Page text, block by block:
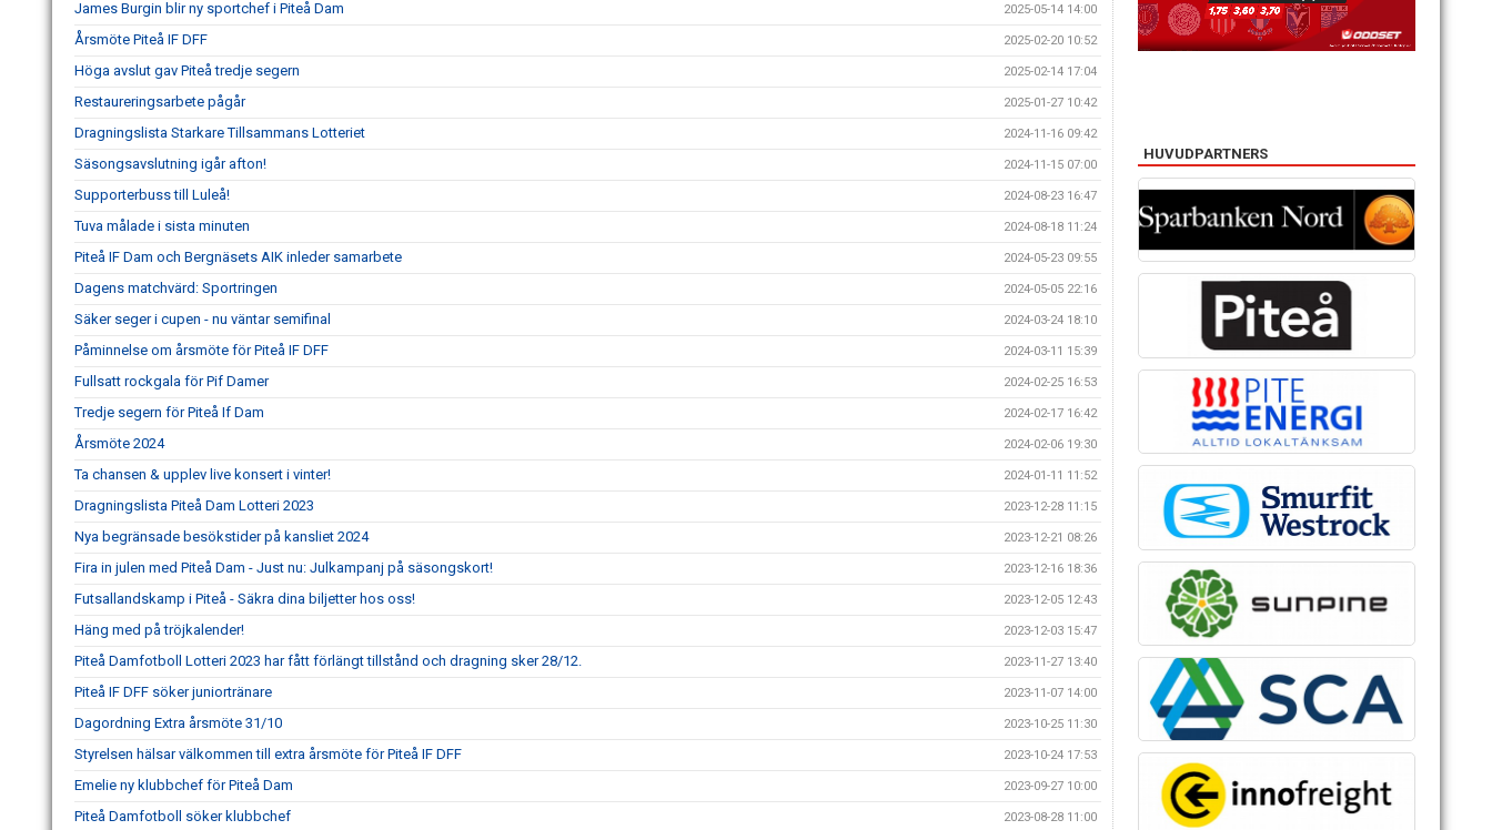
James Burgin blir ny sportchef i Piteå Dam 2025-05-14 14:00
Årsmöte Piteå IF DFF 2025-02-20 10:52
Höga avslut gav Piteå tredje segern 2025-02-14 17:04
Restaureringsarbete pågår 2025-01-27 10:42
Dragningslista Starkare Tillsammans Lotteriet 2024-11-16 09:42
Säsongsavslutning igår afton! 2024-11-15 07:00
Supporterbuss till Luleå! 2024-08-23 16:47
Tuva målade i sista minuten 2024-08-18 11:24
Piteå IF Dam och Bergnäsets AIK inleder samarbete 2024-05-23 09:55
Dagens matchvärd: Sportringen 2024-05-05 22:16
Säker seger i cupen - nu väntar semifinal 2024-03-24 18:10
Påminnelse om årsmöte för Piteå IF DFF 2024-03-11 15:39
Fullsatt rockgala för Pif Damer 2024-02-25 16:53
Tredje segern för Piteå If Dam 2024-02-17 16:42
Årsmöte 2024 2024-02-06 19:30
Ta chansen & upplev live konsert i vinter! 2024-01-11 11:52
Dragningslista Piteå Dam Lotteri 2023 2023-12-28 11:15
Nya begränsade besökstider på kansliet 2024 2023-12-21 08:26
Fira in julen med Piteå Dam - Just nu: Julkampanj på säsongskort! 2023-12-16 18:36
Futsallandskamp i Piteå - Säkra dina biljetter hos oss! 2023-12-05 12:43
Häng med på tröjkalender! 2023-12-03 15:47
Piteå Damfotboll Lotteri 2023 har fått förlängt tillstånd och dragning sker 28/12. 2023-11-27 13:40
Piteå IF DFF söker juniortränare 2023-11-07 14:00
Dagordning Extra årsmöte 31/10 2023-10-25 11:30
Styrelsen hälsar välkommen till extra årsmöte för Piteå IF DFF 2023-10-24 17:53
Emelie ny klubbchef för Piteå Dam 2023-09-27 10:00
Piteå Damfotboll söker klubbchef 2023-08-28 11:00
HUVUDPARTNERS